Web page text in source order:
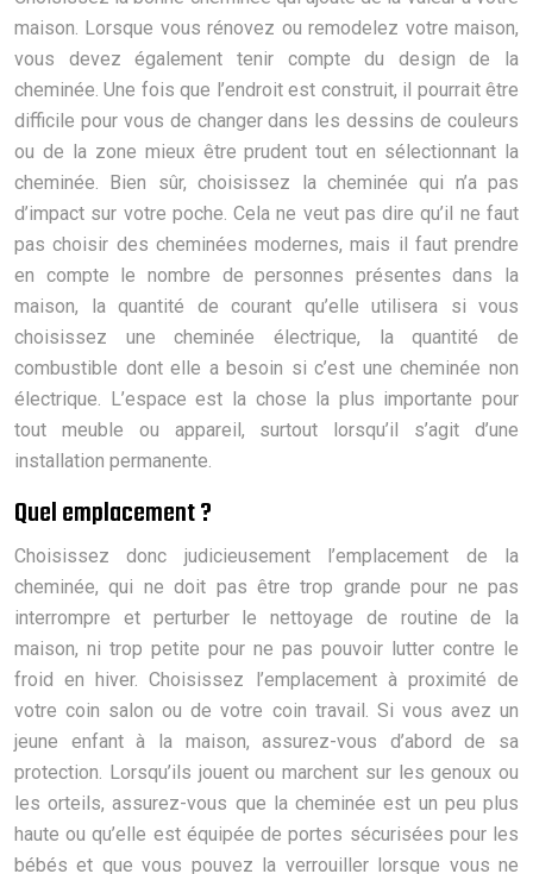
maison. Lorsque vous rénovez ou remodelez votre maison,
vous devez également tenir compte du design de la
cheminée. Une fois que l’endroit est construit, il pourrait être
difficile pour vous de changer dans les dessins de couleurs
ou de la zone mieux être prudent tout en sélectionnant la
cheminée. Bien sûr, choisissez la cheminée qui n’a pas
d’impact sur votre poche. Cela ne veut pas dire qu’il ne faut
pas choisir des cheminées modernes, mais il faut prendre
en compte le nombre de personnes présentes dans la
maison, la quantité de courant qu’elle utilisera si vous
choisissez une cheminée électrique, la quantité de
combustible dont elle a besoin si c’est une cheminée non
électrique. L’espace est la chose la plus importante pour
tout meuble ou appareil, surtout lorsqu’il s’agit d’une
installation permanente.
Quel emplacement ?
Choisissez donc judicieusement l’emplacement de la
cheminée, qui ne doit pas être trop grande pour ne pas
interrompre et perturber le nettoyage de routine de la
maison, ni trop petite pour ne pas pouvoir lutter contre le
froid en hiver. Choisissez l’emplacement à proximité de
votre coin salon ou de votre coin travail. Si vous avez un
jeune enfant à la maison, assurez-vous d’abord de sa
protection. Lorsqu’ils jouent ou marchent sur les genoux ou
les orteils, assurez-vous que la cheminée est un peu plus
haute ou qu’elle est équipée de portes sécurisées pour les
bébés et que vous pouvez la verrouiller lorsque vous ne